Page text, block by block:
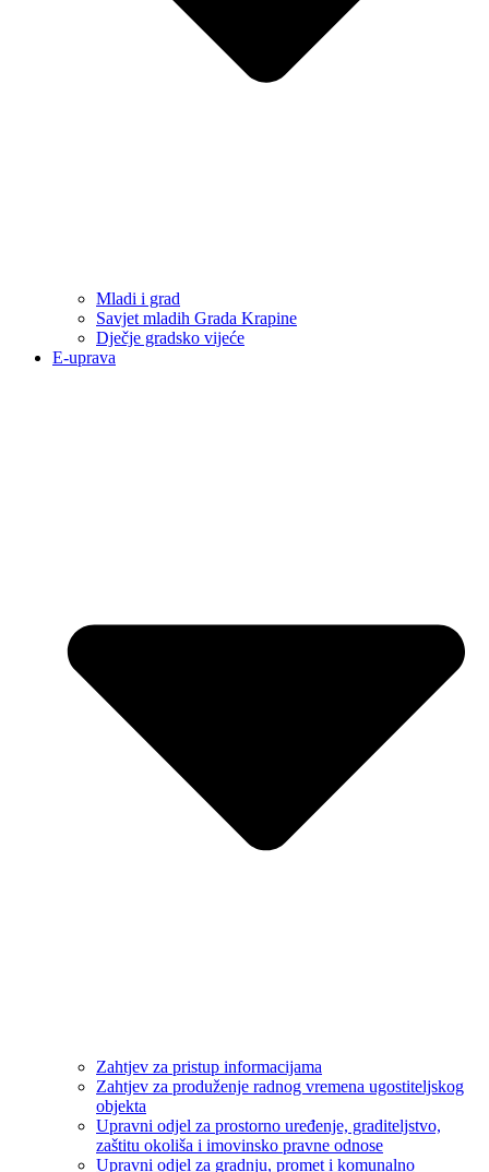
Mladi i grad
Savjet mladih Grada Krapine
Dječje gradsko vijeće
E-uprava
Zahtjev za pristup informacijama
Zahtjev za produženje radnog vremena ugostiteljskog
objekta
Upravni odjel za prostorno uređenje, graditeljstvo,
zaštitu okoliša i imovinsko pravne odnose
Upravni odjel za gradnju, promet i komunalno